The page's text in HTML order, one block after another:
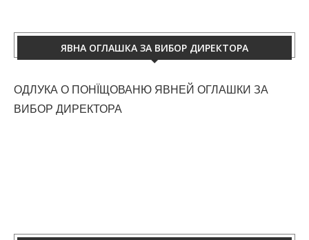
ЯВНА ОГЛАШКА ЗА ВИБОР ДИРЕКТОРА
ОДЛУКА О ПОНЇЩОВАНЮ ЯВНЕЙ ОГЛАШКИ ЗА
ВИБОР ДИРЕКТОРА